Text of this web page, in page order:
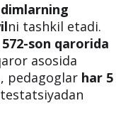
ni tashkil etadi.
572-son qarorida
asosida
pedagoglar har 5